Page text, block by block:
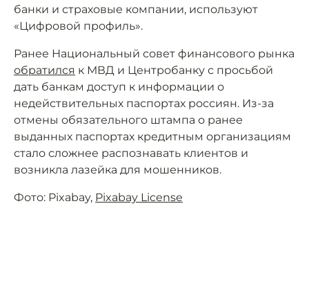
банки и страховые компании, используют
«Цифровой профиль».
Ранее Национальный совет финансового рынка
обратился к МВД и Центробанку с просьбой
дать банкам доступ к информации о
недействительных паспортах россиян. Из-за
отмены обязательного штампа о ранее
выданных паспортах кредитным организациям
стало сложнее распознавать клиентов и
возникла лазейка для мошенников.
Фото: Pixabay, Pixabay License